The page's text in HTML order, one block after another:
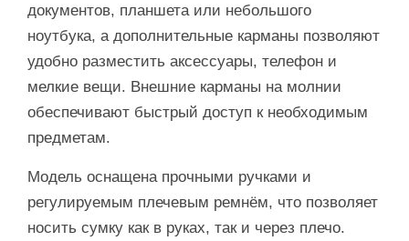
документов, планшета или небольшого
ноутбука, а дополнительные карманы позволяют
удобно разместить аксессуары, телефон и
мелкие вещи. Внешние карманы на молнии
обеспечивают быстрый доступ к необходимым
предметам.
Модель оснащена прочными ручками и
регулируемым плечевым ремнём, что позволяет
носить сумку как в руках, так и через плечо.